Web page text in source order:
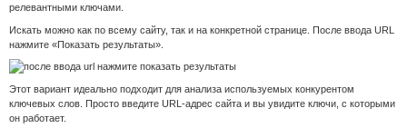
релевантными ключами.
Искать можно как по всему сайту, так и на конкретной странице. После ввода URL
нажмите «Показать результаты».
Этот вариант идеально подходит для анализа используемых конкурентом
ключевых слов. Просто введите URL-адрес сайта и вы увидите ключи, с которыми
он работает.